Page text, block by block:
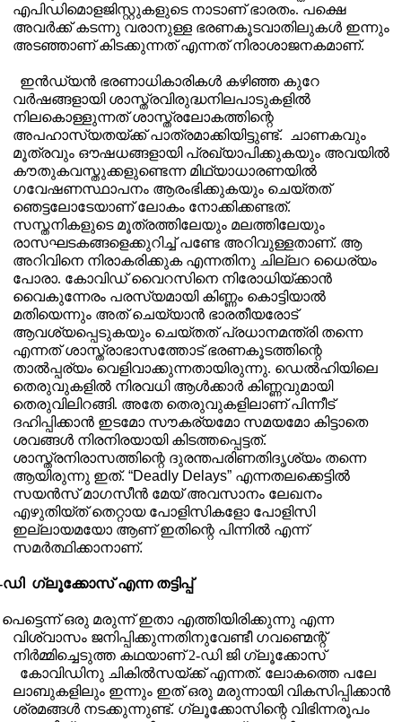
എപിഡിമൊളജിസ്റ്റുകളുടെ നാടാണ് ഭാരതം. പക്ഷെ
അവർക്ക് കടന്നു വരാനുള്ള ഭരണകൂടവാതിലുകൾ ഇന്നും
അടഞ്ഞാണ് കിടക്കുന്നത് എന്നത് നിരാശാജനകമാണ്.
ഇൻഡ്യൻ ഭരണാധികാരികൾ കഴിഞ്ഞ കുറേ
വർഷങ്ങളായി ശാസ്ത്രവിരുദ്ധനിലപാടുകളിൽ
നിലകൊള്ളുന്നത് ശാസ്ത്രലോകത്തിന്റെ
അപഹാസ്യതയ്ക്ക് പാത്രമാക്കിയിട്ടുണ്ട്.
ചാണകവും
മൂത്രവും ഔഷധങ്ങളായി പ്രഖ്യാപിക്കുകയും അവയിൽ
കൗതുകവസ്തുക്കളുണ്ടെന്ന മിഥ്യാധാരണയിൽ
ഗവേഷണസ്ഥാപനം ആരംഭിക്കുകയും ചെയ്തത്
ഞെട്ടലോടേയാണ് ലോകം നോക്കിക്കണ്ടത്.
സസ്തനികളുടെ മൂത്രത്തിലേയും മലത്തിലേയും
രാസഘടകങ്ങളെക്കുറിച്ച് പണ്ടേ അറിവുള്ളതാണ്. ആ
അറിവിനെ നിരാകരിക്കുക എന്നതിനു ചില്ലറ ധൈര്യം
പോരാ. കോവിഡ് വൈറസിനെ നിരോധിയ്ക്കാൻ
വൈകുന്നേരം പരസ്യമായി കിണ്ണം കൊട്ടിയാൽ
മതിയെന്നും അത് ചെയ്യാൻ ഭാരതീയരോട്
ആവശ്യപ്പെടുകയും ചെയ്തത് പ്രധാനമന്ത്രി തന്നെ
എന്നത് ശാസ്ത്രാഭാസത്തോട് ഭരണകൂടത്തിന്റെ
താൽപ്പര്യം വെളിവാക്കുന്നതായിരുന്നു. ഡെൽഹിയിലെ
തെരുവുകളിൽ നിരവധി ആൾക്കാർ കിണ്ണവുമായി
തെരുവിലിറങ്ങി. അതേ തെരുവുകളിലാണ് പിന്നീട്
ദഹിപ്പിക്കാൻ ഇടമോ സൗകര്യമോ സമയമോ കിട്ടാതെ
ശവങ്ങൾ നിരനിരയായി കിടത്തപ്പെട്ടത്.
ശാസ്ത്രനിരാസത്തിന്റെ ദുരന്തപരിണതിദൃശ്യം തന്നെ
ആയിരുന്നു ഇത്. “Deadly Delays” എന്നതലക്കെട്ടിൽ
സയൻസ് മാഗസീൻ മേയ് അവസാനം ലേഖനം
എഴുതിയ്ത് തെറ്റായ പോളിസികളോ പോളിസി
ഇല്ലായമയോ ആണ് ഇതിന്റെ പിന്നിൽ എന്ന്
സമർത്ഥിക്കാനാണ്.
ഡി ഗ്ലൂക്കോസ് എന്ന തട്ടിപ്പ്
പെട്ടെന്ന് ഒരു മരുന്ന് ഇതാ എത്തിയിരിക്കുന്നു എന്ന
വിശ്വാസം ജനിപ്പിക്കുന്നതിനുവേണ്ടീ ഗവണ്മെന്റ്
നിർമ്മിച്ചെടുത്ത കഥയാണ് 2-ഡി ജി ഗ്ലൂക്കോസ്
കോവിഡിനു ചികിൽസയ്ക്ക് എന്നത്. ലോകത്തെ പലേ
ലാബുകളിലും ഇന്നും ഇത് ഒരു മരുന്നായി വികസിപ്പിക്കാൻ
ശ്രമങ്ങൾ നടക്കുന്നുണ്ട്. ഗ്ലൂക്കോസിന്റെ വിഭിന്നരൂപം